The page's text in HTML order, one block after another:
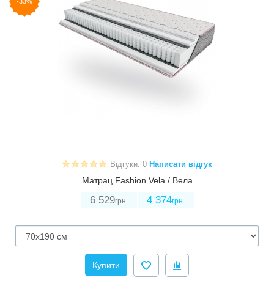
Відгуки: 0 Написати відгук
Матрац Fashion Vela / Вела
6 529грн. 4 374грн.
Купити